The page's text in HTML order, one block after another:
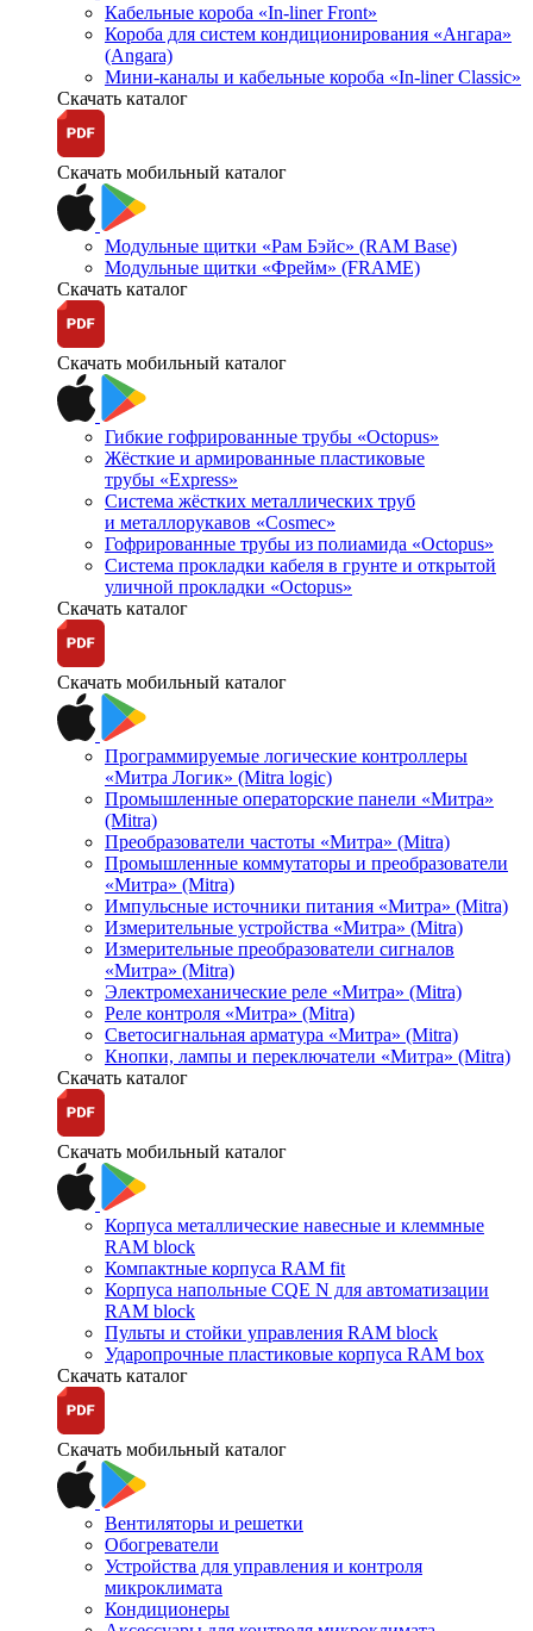
Кабельные короба «In-liner Front»
Короба для систем кондиционирования «Ангара»
(Angara)
Мини-каналы и кабельные короба «In-liner Classic»
Скачать каталог
Скачать мобильный каталог
Модульные щитки «Рам Бэйс» (RAM Base)
Модульные щитки «Фрейм» (FRAME)
Скачать каталог
Скачать мобильный каталог
Гибкие гофрированные трубы «Octopus»
Жёсткие и армированные пластиковые
трубы «Express»
Система жёстких металлических труб
и металлорукавов «Cosmec»
Гофрированные трубы из полиамида «Octopus»
Система прокладки кабеля в грунте и открытой
уличной прокладки «Octopus»
Скачать каталог
Скачать мобильный каталог
Программируемые логические контроллеры
«Митра Логик» (Mitra logic)
Промышленные операторские панели «Митра»
(Mitra)
Преобразователи частоты «Митра» (Mitra)
Промышленные коммутаторы и преобразователи
«Митра» (Mitra)
Импульсные источники питания «Митра» (Mitra)
Измерительные устройства «Митра» (Mitra)
Измерительные преобразователи сигналов
«Митра» (Mitra)
Электромеханические реле «Митра» (Mitra)
Реле контроля «Митра» (Mitra)
Светосигнальная арматура «Митра» (Mitra)
Кнопки, лампы и переключатели «Митра» (Mitra)
Скачать каталог
Скачать мобильный каталог
Корпуса металлические навесные и клеммные
RAM block
Компактные корпуса RAM fit
Корпуса напольные CQE N для автоматизации
RAM block
Пульты и стойки управления RAM block
Ударопрочные пластиковые корпуса RAM box
Скачать каталог
Скачать мобильный каталог
Вентиляторы и решетки
Обогреватели
Устройства для управления и контроля
микроклимата
Кондиционеры